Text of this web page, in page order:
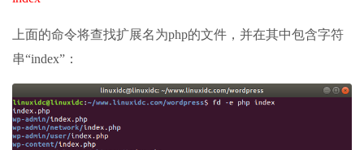
上面的命令将查找扩展名为php的文件，并在其中包含字符
串“index”：